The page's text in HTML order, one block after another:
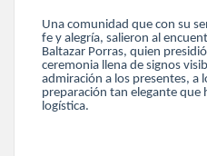
Una comunidad que con su
fe y alegría, salieron al
Baltazar Porras, quien
ceremonia llena de signos
admiración a los presentes, a
preparación tan elegante que
logística.